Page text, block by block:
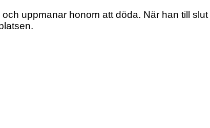
uppmanar honom att döda. När han till slut